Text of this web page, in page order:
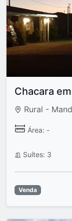
Chacara
Rural -
Área: -
Suítes: 3
Venda